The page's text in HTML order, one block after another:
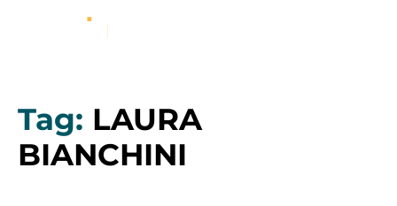
Tag: LAURA
BIANCHINI